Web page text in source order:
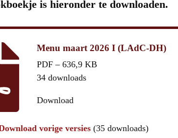
is hieronder te downloaden.
Menu maart 2026 I (LAdC-DH)
PDF – 636,9 KB
34 downloads
Download
vorige versies (35 downloads)